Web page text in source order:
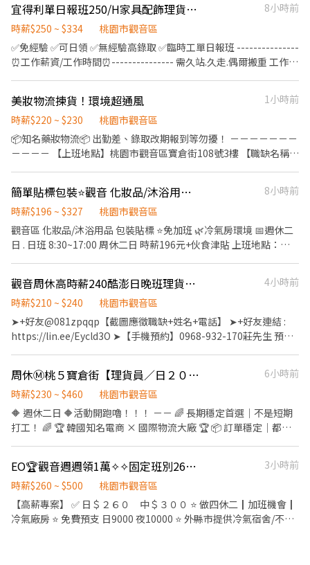
扣，不要再問惹，可用非本人帳戶
━━━━━━━━━━━━━━━━━ ▶快速應徵 搜尋官方帳號：
結：https://lin.ee/89FJHKS1
$362~721/H ➜最高可領【$83,000】 ⚡【固定夜班】：19:40 ~
07:40 (做五休二)(最快隔天下夜) ▶️薪水：正常出勤時薪$310/415➜
日薪【3,310】 最高可領【$72,000】 ➡️加班：休假加班
$415~828/H ➜最高可領【$95,000】
━━━━━━━━━━━━━━━ ▼ 工作地點 ✨【桃園觀音區】大
作內容】： 印刷電路板材料生產製程，機台操作、主管代辦事項及
站別支援 ✨【休假制度】：做五休二
日休息時間為2小時，依單位輪流休息 ✨【用餐制度】：免費供餐❤️
✨【發薪制度】：1號算到月底❤️每月10號發薪水❤️可借支周領
✨【停車資訊】:供汽、機車停車位,汽車250/月(6個月$1500),機車
免費 ✨【住宿資訊】:月租費$【$2,100】/2人一間房(水電自付)
━━━━━━━━━━━━━━━ ▼ 享有制度 1.享勞保、健保、團
保及勞退6％ 2.到職滿3個月可享三節禮品
宜得利單日報班250/H家具配飾理貨#無經驗可#快速上工#隔日領#高錄取#長短期
8小時前
時薪$250 ~ $334
桃園市觀音區
✅免經驗 ✅可日領 ✅無經驗高錄取 ✅臨時工單日報班 ---------------
⏰工作薪資/工作時間⏰--------------- 需久站.久走.偶爾搬重 工作地
自理,可離廠 ---------------------------------------------------- 宜
得利-網購組*2 長期 網購商品撿貨 (emoji) ⚠️上班時間
09:00~18:00(需要配合8點排班) 排休8~10天 ，需要可以接受六日上
班 (廠區排，可協調)
美妝物流揀貨！環境超通風
1小時前
時薪$220 ~ $230
桃園市觀音區
📦知名藥妝物流📦 出勤差、錄取改期報到等勿擾！ －－－－－－－
－－－－ 【上班地點】桃園市觀音區寶倉街108號3樓 【職缺名稱】
薪：$220 第九小時開始💰：$270/時 ⚠️一週需報班4-5天 🔥中班時
段：18:00-00:00（新手初期6小時，熟手可以往後上） 時薪：$225
第九小時開始💰：$270/時 ⚠️一週需報班4-5天 🧷月滿時數100小時
另有獎金💰 【休假方式】排休 【職缺備註】出勤良好
簡單貼標包裝⭐觀音 化妝品/沐浴用品 8H周休二日/冷氣房/可週領
8小時前
時薪$196 ~ $327
桃園市觀音區
觀音區 化妝品/沐浴用品 包裝貼標 ⭐免加班 🌿冷氣房環境 📅週休二
日 . 日班 8:30~17:00 周休二日 時薪196元+伙食津貼 上班地點：觀
保、團保、勞退 🔹三節禮金或禮品 🔹週領或預支無手續費 .
▬▬▬【快速報名】▬▬▬ 歡迎 0980479188葉先生洽詢 請截圖洽
詢
觀音周休高時薪240酷澎日晚班理貨員/可日領/可不加班/無經驗可/書審-KO
4小時前
時薪$210 ~ $240
桃園市觀音區
➤+好友@081zpqqp【截圖應徵職缺+姓名+電話】 ➤+好友連結 :
https://lin.ee/Eycld3O ➤【手機預約】0968-932-170莊先生 預
穩定職缺、無經驗可、書審錄取通過可立即安排上班、工作簡單/主
管.同事好相處 !!!可日領 : 一天最高1500 【薪資】:(可不加班，若有
申請加班，加班費以勞基法計算) ✅排休班 ✅日班時薪：210 元/時
✅晚班時薪：240 元/時 ✅供全勤獎金1000元 ✅周休班 ✅日班時薪：
200 元/時 ✅晚班時薪：230 元/時 ✅供全勤獎金1000元 ＝＝＝＝＝
員 : 檢貨、理貨、包裝、出貨、加工、上架、退貨、便服上班、走動
式作業(依現場工作指派為原則) 文書 : 1.文書作業的工作，也是要協
助現場的工作，工作比例不一定 2.要知道如何電腦操作，基本Excel
(重複值、SUM、IF)比對加減要會 【工作時間】: 日班：
08:00~17:00 晚班：18:00~03:00 【是否須配合加班】:視訂單(基本
周休Ⓜ️桃５寶倉街【理貨員／日２００晚２３０】免費供餐．免費交通車
6小時前
時薪$230 ~ $460
桃園市觀音區
🔶 週休二日 🔶活動開跑嚕！！！ －－ 🌈 長期穩定首選｜不是短期
打工！ 🌈 🏆 韓國知名電商 × 國際物流大廠 🏆 📦 訂單穩定｜都有
缺・大量開缺中 🚀 ✨ 免二面｜快速報到｜立即上工 ✨ 🔔 穩定工作
重點一次看 🔔 🔶 長期可做｜非短期 🔶 訂單量大｜工作不間斷 🔶 班
表固定｜收入穩定
════════════════════════ 💰 薪資福利
超有感 💰 🉑 不加班也OK 🉑 日領／周領彈性選 🎯 工作簡單不燒腦
EO🏆觀音週週領1萬✧✧固定班別260/300⸝久任+介紹獎金⸝外縣市冷氣宿舍
3小時前
時薪$260 ~ $500
桃園市觀音區
【高薪專案】 ✅ 日＄２６０ 中＄３００ ⭐ 做四休二┃加班機會┃
冷氣廠房 ⭐ 免費預支 日9000 夜10000 ⭐ 外縣市提供冷氣宿舍/不住